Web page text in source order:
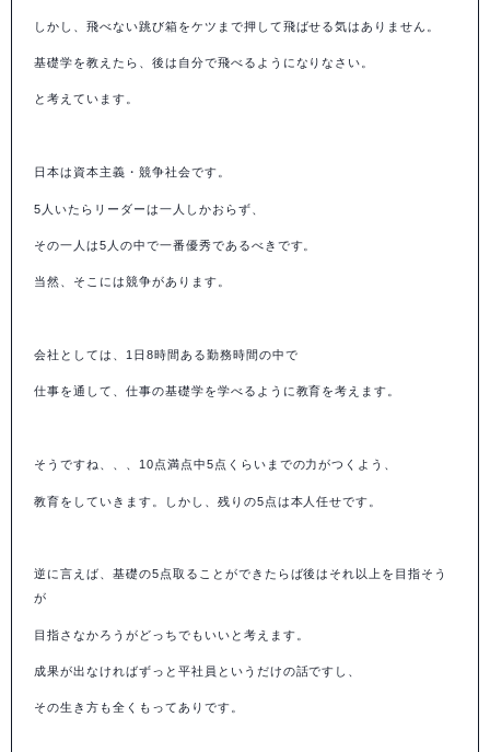
しかし、飛べない跳び箱をケツまで押して飛ばせる気はありません。
基礎学を教えたら、後は自分で飛べるようになりなさい。
と考えています。
日本は資本主義・競争社会です。
5 人いたらリーダーは一人しかおらず、
その一人は5 人の中で一番優秀であるべきです。
当然、そこには競争があります。
会社としては、 1 日 8時間ある勤務時間の中で
仕事を通して、仕事の基礎学を学べるように教育を考えます。
そうですね、、、 10点満点中5点くらいまでの力がつくよう、
教育をしていきます。しかし、残りの5点は本人任せです。
逆に言えば、基礎の5点取ることができたらば後はそれ以上を目指そう
が
目指さなかろうがどっちでもいいと考えます。
成果が出なければずっと平社員というだけの話ですし、
その生き方も全くもってありです。